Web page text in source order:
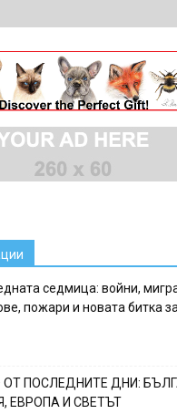
седмица: войни,
пожари и новата битка
ПОСЛЕДНИТЕ ДНИ:
ЕВРОПА И СВЕТЪТ